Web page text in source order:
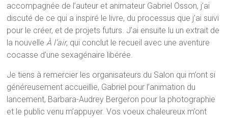
accompagnée de l’auteur et animateur Gabriel Osson, j’ai
discuté de ce qui a inspiré le livre, du processus que j’ai suivi
pour le créer, et de projets futurs. J’ai ensuite lu un extrait de
la nouvelleÀ l’air, qui conclut le recueil avec une aventure
cocasse d’une sexagénaire libérée.
Je tiens à remercier les organisateurs du Salon qui m’ont si
généreusement accueillie, Gabriel pour l’animation du
lancement, Barbara-Audrey Bergeron pour la photographie
et le public venu m’appuyer. Vos voeux chaleureux m’ont